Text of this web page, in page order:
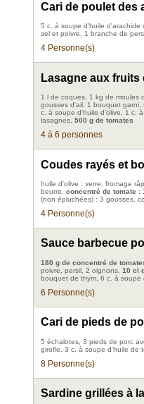
Cari de poulet des
5 c. à soupe d'huile d'arachide
sel et poivre, 1 branche de
4 Personne(s)
Lasagne aux fruits
1 l de coques, 1 kg de moules
gousses d'ail, 1 bouquet garni,
c. à soupe d'huile d'olive, 1 c.
lasagnes, 500 g de tomates
4 à 6 personnes
Coudes rayés et
huile d'olive : verre, fromage
beurre, concentré de tomate :
(non épluchées) : 3 gousses,
4 Personne(s)
Sauce barbecue
180 g de concentré de
poivre, persil, 2 oignons, 10 cl
bouquet de thym, 6 c. à soupe
6 Personne(s)
Cari de pieds de
5 échalotes, 3 pieds de porc
girofle, 3 c. à soupe d'huile de
8 Personne(s)
Sardine grillées à